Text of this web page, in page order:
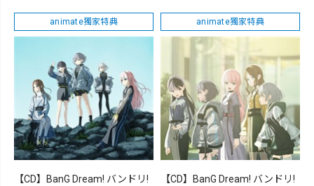
animate獨家特典
【CD】BanG Dream! バンドリ!
animate獨家特典
【CD】BanG Dream! バンドリ!